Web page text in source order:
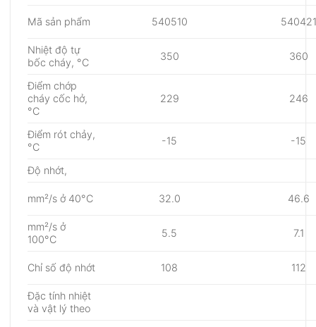
Mã sản phẩm 540510 540421
Nhiệt độ tự
bốc cháy, °C
350 360
Điểm chớp
cháy cốc hở,
°C
229 246
Điểm rót chảy,
°C
-15 -15
Độ nhớt,
mm²/s ở 40°C 32.0 46.6
mm²/s ở
100°C
5.5 7.1
Chỉ số độ nhớt 108 112
Đặc tính nhiệt
và vật lý theo